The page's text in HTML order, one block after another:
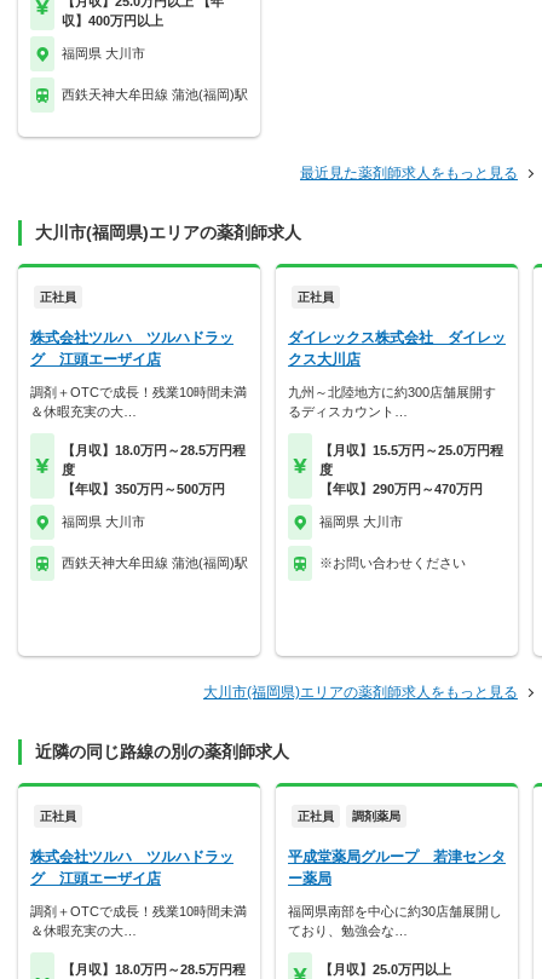
収】400万円以上
福岡県 大川市
西鉄天神大牟田線 蒲池(福岡)駅
最近見た薬剤師求人をもっと見る
大川市(福岡県)エリアの薬剤師求人
正社員
株式会社ツルハ ツルハドラッ
グ 江頭エーザイ店
調剤＋OTCで成長！残業10時間未満
＆休暇充実の大…
【月収】18.0万円～28.5万円程
度
【年収】350万円～500万円
福岡県 大川市
西鉄天神大牟田線 蒲池(福岡)駅
正社員
ダイレックス株式会社 ダイレッ
クス大川店
九州～北陸地方に約300店舗展開す
るディスカウント…
【月収】15.5万円～25.0万円程
度
【年収】290万円～470万円
福岡県 大川市
※お問い合わせください
大川市(福岡県)エリアの薬剤師求人をもっと見る
近隣の同じ路線の別の薬剤師求人
正社員
株式会社ツルハ ツルハドラッ
グ 江頭エーザイ店
調剤＋OTCで成長！残業10時間未満
＆休暇充実の大…
【月収】18.0万円～28.5万円程
正社員 調剤薬局
平成堂薬局グループ 若津センタ
ー薬局
福岡県南部を中心に約30店舗展開し
ており、勉強会な…
【月収】25.0万円以上